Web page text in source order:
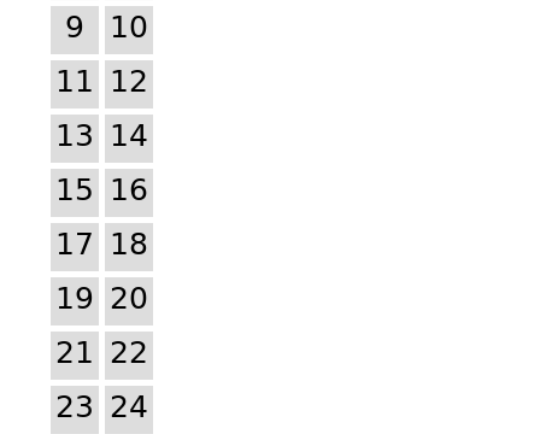
9
10
11 12
13 14
15 16
17 18
19 20
21 22
23 24